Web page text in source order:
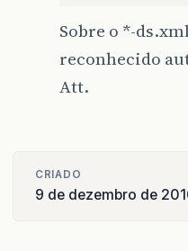
Sobre o *-
reconhecido
Att.
CRIADO
9 de dezembro de